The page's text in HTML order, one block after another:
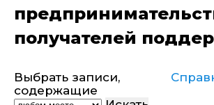
получателей
Выбрать записи,
содержащие